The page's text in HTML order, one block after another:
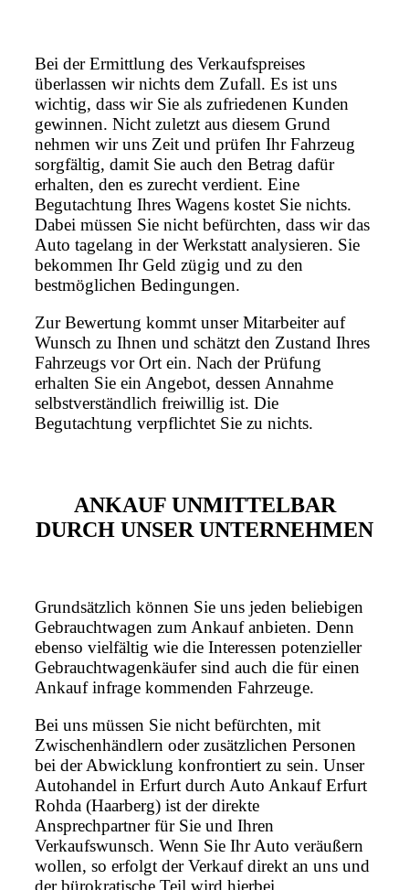
Bei der Ermittlung des Verkaufspreises
überlassen wir nichts dem Zufall. Es ist uns
wichtig, dass wir Sie als zufriedenen Kunden
gewinnen. Nicht zuletzt aus diesem Grund
nehmen wir uns Zeit und prüfen Ihr Fahrzeug
sorgfältig, damit Sie auch den Betrag dafür
erhalten, den es zurecht verdient. Eine
Begutachtung Ihres Wagens kostet Sie nichts.
Dabei müssen Sie nicht befürchten, dass wir das
Auto tagelang in der Werkstatt analysieren. Sie
bekommen Ihr Geld zügig und zu den
bestmöglichen Bedingungen.
Zur Bewertung kommt unser Mitarbeiter auf
Wunsch zu Ihnen und schätzt den Zustand Ihres
Fahrzeugs vor Ort ein. Nach der Prüfung
erhalten Sie ein Angebot, dessen Annahme
selbstverständlich freiwillig ist. Die
Begutachtung verpflichtet Sie zu nichts.
ANKAUF UNMITTELBAR
DURCH UNSER UNTERNEHMEN
Grundsätzlich können Sie uns jeden beliebigen
Gebrauchtwagen zum Ankauf anbieten. Denn
ebenso vielfältig wie die Interessen potenzieller
Gebrauchtwagenkäufer sind auch die für einen
Ankauf infrage kommenden Fahrzeuge.
Bei uns müssen Sie nicht befürchten, mit
Zwischenhändlern oder zusätzlichen Personen
bei der Abwicklung konfrontiert zu sein. Unser
Autohandel in Erfurt durch Auto Ankauf Erfurt
Rohda (Haarberg) ist der direkte
Ansprechpartner für Sie und Ihren
Verkaufswunsch. Wenn Sie Ihr Auto veräußern
wollen, so erfolgt der Verkauf direkt an uns und
der bürokratische Teil wird hierbei